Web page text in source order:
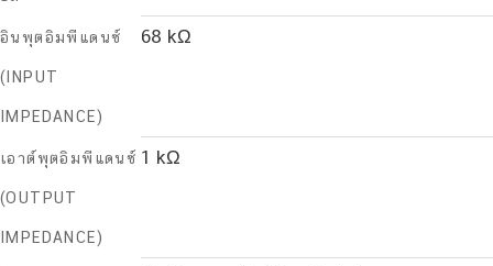
อินพุตอิมพีแดนซ์
(INPUT
IMPEDANCE)
68 kΩ
เอาต์พุตอิมพีแดนซ์
(OUTPUT
IMPEDANCE)
1 kΩ